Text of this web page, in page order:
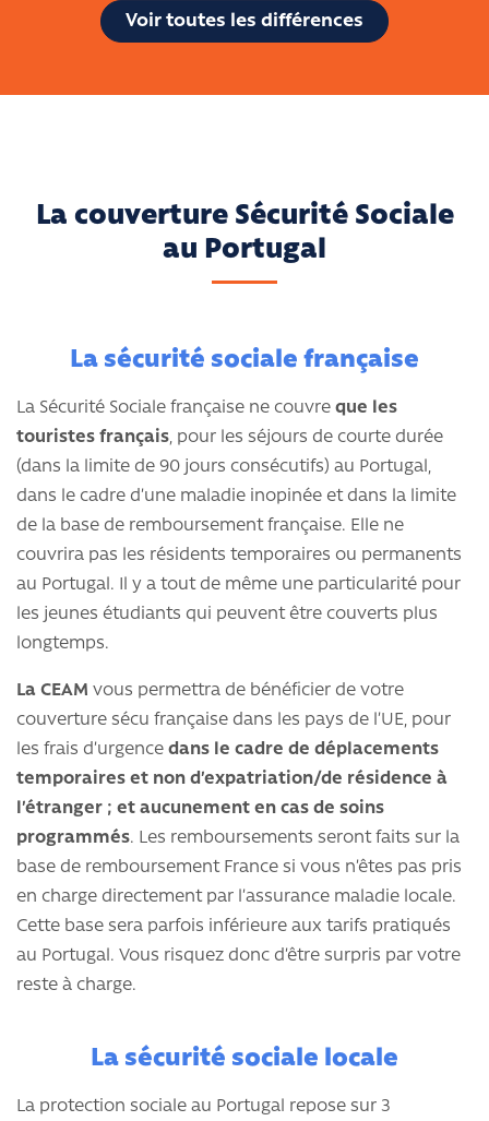
Voir toutes les différences
La couverture Sécurité Sociale
au Portugal
La sécurité sociale française
La Sécurité Sociale française ne couvre que les
touristes français, pour les séjours de courte durée
(dans la limite de 90 jours consécutifs) au Portugal,
dans le cadre d’une maladie inopinée et dans la limite
de la base de remboursement française. Elle ne
couvrira pas les résidents temporaires ou permanents
au Portugal. Il y a tout de même une particularité pour
les jeunes étudiants qui peuvent être couverts plus
longtemps.
La CEAM vous permettra de bénéficier de votre
couverture sécu française dans les pays de l’UE, pour
les frais d’urgence dans le cadre de déplacements
temporaires et non d’expatriation/de résidence à
l’étranger ; et aucunement en cas de soins
programmés. Les remboursements seront faits sur la
base de remboursement France si vous n’êtes pas pris
en charge directement par l’assurance maladie locale.
Cette base sera parfois inférieure aux tarifs pratiqués
au Portugal. Vous risquez donc d’être surpris par votre
reste à charge.
La sécurité sociale locale
La protection sociale au Portugal repose sur 3